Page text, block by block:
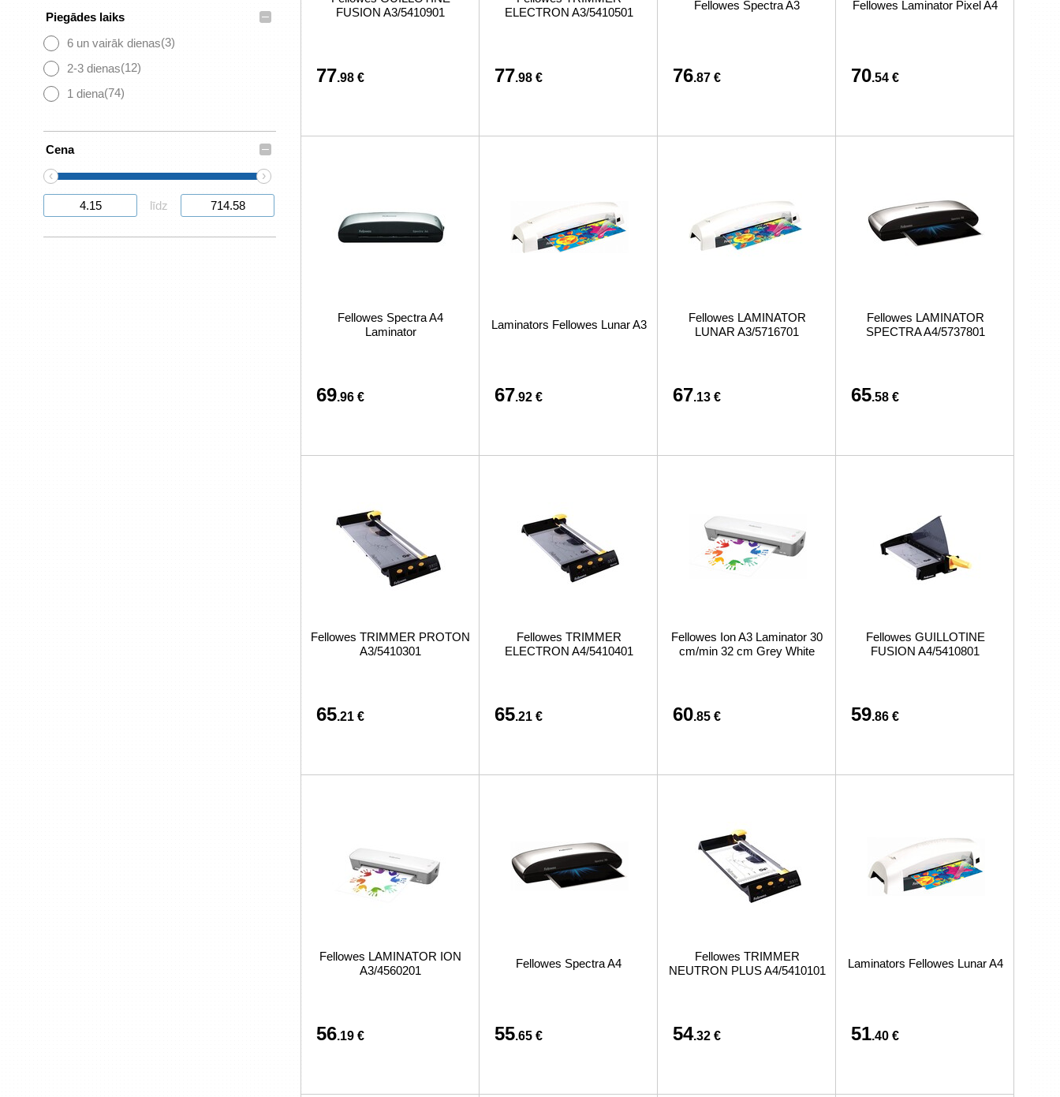
preču iegādi vai piegādi
Piegādes laiks
–
6 un vairāk dienas(3)
2-3 dienas(12)
1 diena(74)
Cena
–
‹
›
līdz
FUSION A3/5410901
77.98 €
ELECTRON A3/5410501
77.98 €
Fellowes Spectra A3
76.87 €
Fellowes Laminator Pixel A4
70.54 €
Fellowes Spectra A4
Laminator
69.96 €
Laminators Fellowes Lunar A3
67.92 €
Fellowes LAMINATOR
LUNAR A3/5716701
67.13 €
Fellowes LAMINATOR
SPECTRA A4/5737801
65.58 €
Fellowes TRIMMER PROTON
A3/5410301
65.21 €
Fellowes TRIMMER
ELECTRON A4/5410401
65.21 €
Fellowes Ion A3 Laminator 30
cm/min 32 cm Grey White
60.85 €
Fellowes GUILLOTINE
FUSION A4/5410801
59.86 €
Fellowes LAMINATOR ION
A3/4560201
56.19 €
Fellowes Spectra A4
55.65 €
Fellowes TRIMMER
NEUTRON PLUS A4/5410101
54.32 €
Laminators Fellowes Lunar A4
51.40 €